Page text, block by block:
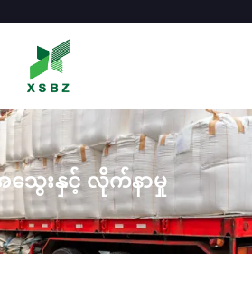
ေးနှင့် လိုက်နာမှု